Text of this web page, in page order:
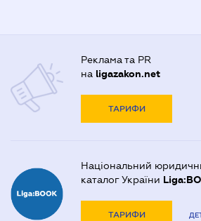
Реклама та PR
на ligazakon.net
ТАРИФИ
Національний
каталог України
ТАРИФИ